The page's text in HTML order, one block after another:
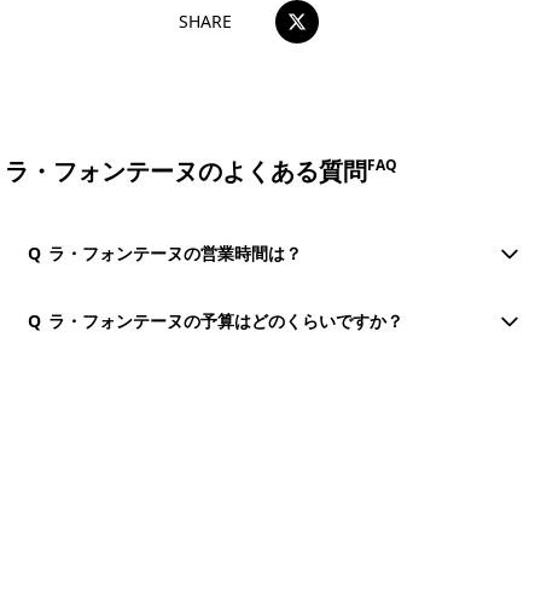
SHARE
ラ・フォンテーヌのよくある質問FAQ
Q ラ・フォンテーヌの営業時間は？
Q ラ・フォンテーヌの予算はどのくらいですか？